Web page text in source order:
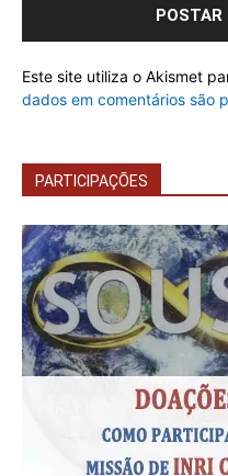
Este site utiliza o Akismet
dados em comentários são
PARTICIPAÇÕES